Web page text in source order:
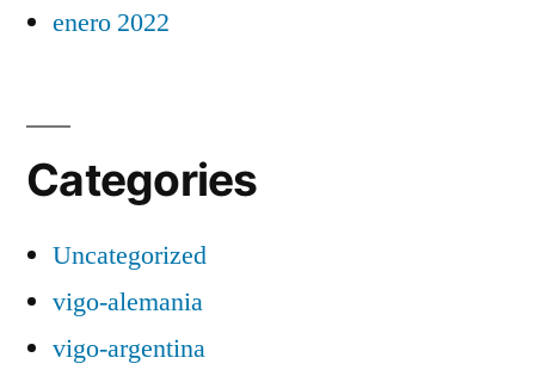
enero 2022
Categories
Uncategorized
vigo-alemania
vigo-argentina